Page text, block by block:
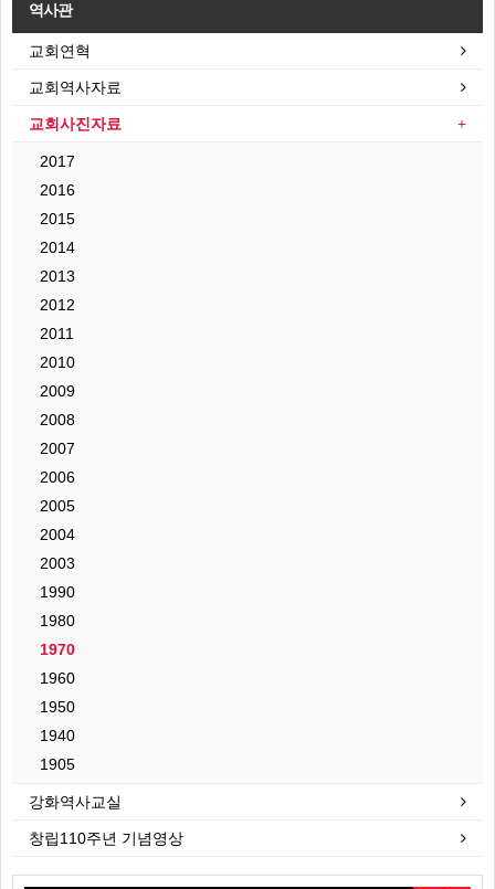
역사관
교회연혁
교회역사자료
교회사진자료
2017
2016
2015
2014
2013
2012
2011
2010
2009
2008
2007
2006
2005
2004
2003
1990
1980
1970
1960
1950
1940
1905
강화역사교실
창립110주년 기념영상